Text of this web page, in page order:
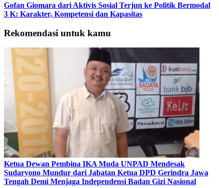
Gofan Giomara dari Aktivis Sosial Terjun ke Politik Bermodal
3 K: Karakter, Kompetensi dan Kapasitas
Rekomendasi untuk kamu
Ketua Dewan Pembina IKA Muda UNPAD Mendesak
Sudaryono Mundur dari Jabatan Ketua DPD Gerindra Jawa
Tengah Demi Menjaga Independensi Badan Gizi Nasional